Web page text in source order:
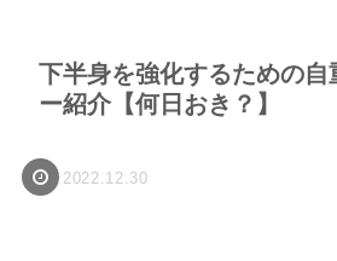
下半身を強化するための自
ー紹介【何日おき？】
2022.12.30